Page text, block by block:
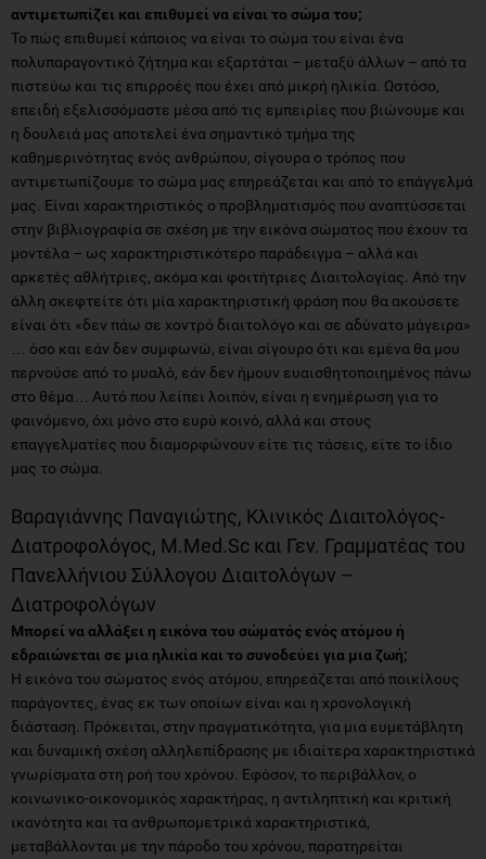
αντιμετωπίζει και επιθυμεί να είναι το σώμα του;
Το πώς επιθυμεί κάποιος να είναι το σώμα του είναι ένα
πολυπαραγοντικό ζήτημα και εξαρτάται – μεταξύ άλλων – από τα
πιστεύω και τις επιρροές που έχει από μικρή ηλικία. Ωστόσο,
επειδή εξελισσόμαστε μέσα από τις εμπειρίες που βιώνουμε και
η δουλειά μας αποτελεί ένα σημαντικό τμήμα της
καθημερινότητας ενός ανθρώπου, σίγουρα ο τρόπος που
αντιμετωπίζουμε το σώμα μας επηρεάζεται και από το επάγγελμά
μας. Είναι χαρακτηριστικός ο προβληματισμός που αναπτύσσεται
στην βιβλιογραφία σε σχέση με την εικόνα σώματος που έχουν τα
μοντέλα – ως χαρακτηριστικότερο παράδειγμα – αλλά και
αρκετές αθλήτριες, ακόμα και φοιτήτριες Διαιτολογίας. Από την
άλλη σκεφτείτε ότι μία χαρακτηριστική φράση που θα ακούσετε
είναι ότι «δεν πάω σε χοντρό διαιτολόγο και σε αδύνατο μάγειρα»
… όσο και εάν δεν συμφωνώ, είναι σίγουρο ότι και εμένα θα μου
περνούσε από το μυαλό, εάν δεν ήμουν ευαισθητοποιημένος πάνω
στο θέμα… Αυτό που λείπει λοιπόν, είναι η ενημέρωση για το
φαινόμενο, όχι μόνο στο ευρύ κοινό, αλλά και στους
επαγγελματίες που διαμορφώνουν είτε τις τάσεις, είτε το ίδιο
μας το σώμα.
Βαραγιάννης Παναγιώτης, Κλινικός Διαιτολόγος-
Διατροφολόγος, M.Med.Sc και Γεν. Γραμματέας του
Πανελλήνιου Σύλλογου Διαιτολόγων –
Διατροφολόγων
Μπορεί να αλλάξει η εικόνα του σώματός ενός ατόμου ή
εδραιώνεται σε μια ηλικία και το συνοδεύει για μια ζωή;
Η εικόνα του σώματος ενός ατόμου, επηρεάζεται από ποικίλους
παράγοντες, ένας εκ των οποίων είναι και η χρονολογική
διάσταση. Πρόκειται, στην πραγματικότητα, για μια ευμετάβλητη
και δυναμική σχέση αλληλεπίδρασης με ιδιαίτερα χαρακτηριστικά
γνωρίσματα στη ροή του χρόνου. Εφόσον, το περιβάλλον, ο
κοινωνικο-οικονομικός χαρακτήρας, η αντιληπτική και κριτική
ικανότητα και τα ανθρωπομετρικά χαρακτηριστικά,
μεταβάλλονται με την πάροδο του χρόνου, παρατηρείται